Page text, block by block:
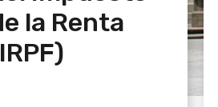
la Renta